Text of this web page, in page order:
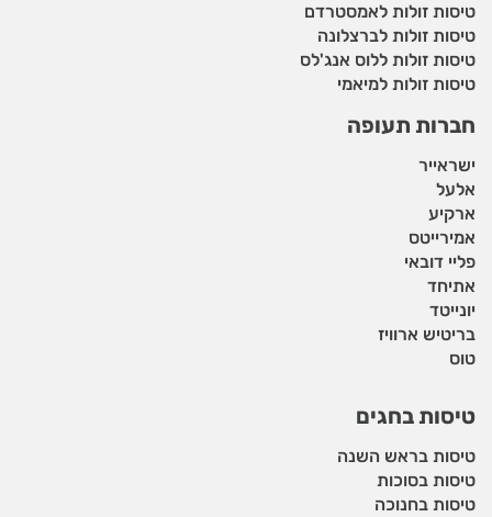
טיסות זולות לאמסטרדם
טיסות זולות לברצלונה
טיסות זולות ללוס אנג'לס
טיסות זולות למיאמי
חברות תעופה
ישראייר
אלעל
ארקיע
אמירייטס
פליי דובאי
אתיחד
יונייטד
בריטיש ארוויז
טוס
טיסות בחגים
טיסות בראש השנה
טיסות בסוכות
טיסות בחנוכה